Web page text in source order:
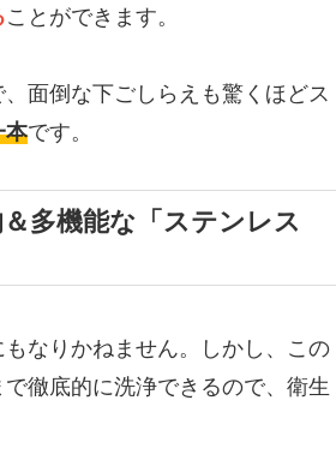
ことができます。
面倒な下ごしらえも驚くほどス
本です。
多機能な「ステンレス
なりかねません。しかし、この
徹底的に洗浄できるので、衛生